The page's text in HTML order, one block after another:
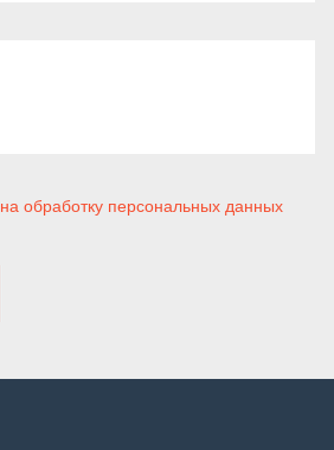
на обработку персональных данных